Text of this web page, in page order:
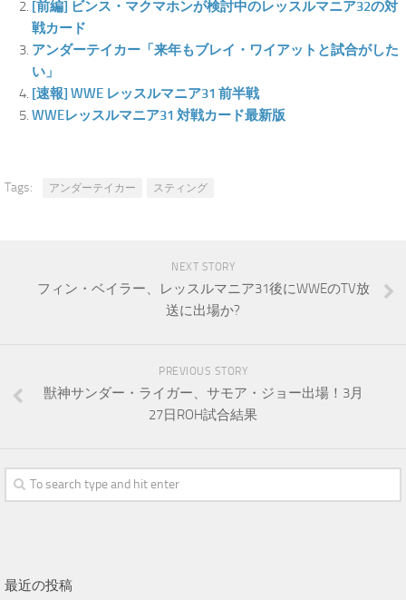
[前編] ビンス・マクマホンが検討中のレッスルマニア32の対
戦カード
アンダーテイカー「来年もブレイ・ワイアットと試合がした
い」
[速報] WWE レッスルマニア31 前半戦
WWEレッスルマニア31 対戦カード最新版
Tags: アンダーテイカー スティング
NEXT STORY
フィン・ベイラー、レッスルマニア31後にWWEのTV放
送に出場か?
PREVIOUS STORY
獣神サンダー・ライガー、サモア・ジョー出場！3月
27日ROH試合結果
最近の投稿